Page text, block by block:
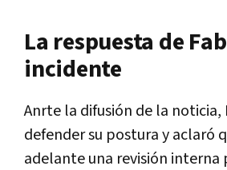
La respuesta de
incidente
Anrte la difusión de la noticia,
defender su postura y aclaró
adelante una revisión interna